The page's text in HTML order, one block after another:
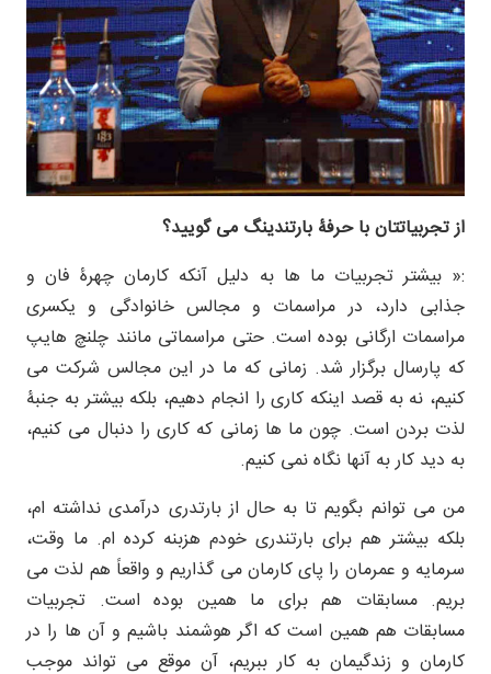
از تجربیاتتان با حرفۀ بارتندینگ می گویید؟
:« بیشتر تجربیات ما ها به دلیل آنکه کارمان چهرۀ فان و
جذابی دارد، در مراسمات و مجالس خانوادگی و یکسری
مراسمات ارگانی بوده است. حتی مراسماتی مانند چلنچ هایپ
که پارسال برگزار شد. زمانی که ما در این مجالس شرکت می
کنیم، نه به قصد اینکه کاری را انجام دهیم، بلکه بیشتر به جنبۀ
لذت بردن است. چون ما ها زمانی که کاری را دنبال می کنیم،
به دید کار به آنها نگاه نمی کنیم.
من می توانم بگویم تا به حال از بارتدری درآمدی نداشته ام،
بلکه بیشتر هم برای بارتندری خودم هزبنه کرده ام. ما وقت،
سرمایه و عمرمان را پای کارمان می گذاریم و واقعاً هم لذت می
بریم. مسابقات هم برای ما همین بوده است. تجربیات
مسابقات هم همین است که اگر هوشمند باشیم و آن ها را در
کارمان و زندگیمان به کار ببریم، آن موقع می تواند موجب